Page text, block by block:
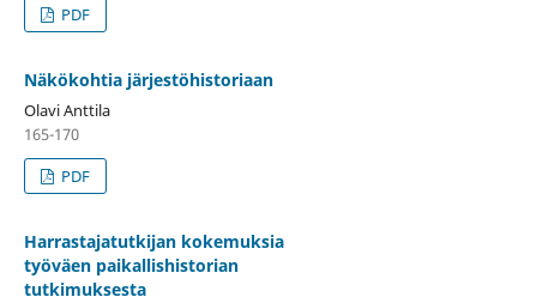
PDF
Näkökohtia järjestöhistoriaan
Olavi Anttila
165-170
PDF
Harrastajatutkijan kokemuksia
työväen paikallishistorian
tutkimuksesta